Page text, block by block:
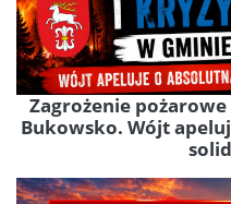
Zagrożenie
Bukowsko. Wójt